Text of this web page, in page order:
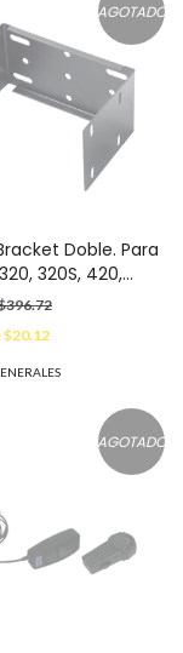
AGOTADO
Doble. Para
320S, 420,
SMB320D
$20.12
AGOTADO